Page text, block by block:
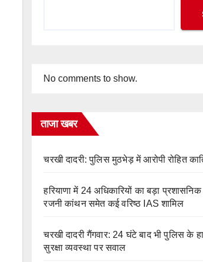
No comments to show.
ताजा खबर
चरखी दादरी: पुलिस मुठभेड़ में आरोपी रोहित
हरियाणा में 24 अधिकारियों का बड़ा
रजनी कांथन समेत कई वरिष्ठ IAS शामिल
चरखी दादरी गैंगवार: 24 घंटे बाद भी पुलिस के
सुरक्षा व्यवस्था पर सवाल